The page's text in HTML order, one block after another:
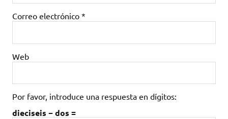
Correo electrónico *
Web
Por favor, introduce una respuesta en dígitos:
dieciseis − dos =